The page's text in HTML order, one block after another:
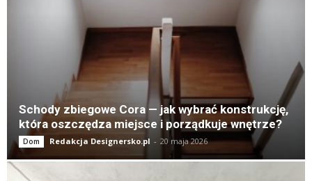
Schody zbiegowe Cora — jak wybrać konstrukcję,
która oszczędza miejsce i porządkuje wnętrze?
Dom Redakcja Designersko.pl - 20 maja 2026